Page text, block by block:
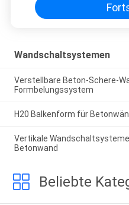
Wandschaltsystemen
Verstellbare Beton-Schere-
Formbelungssystem
H20 Balkenform für
Vertikale
Betonwand
Beliebte